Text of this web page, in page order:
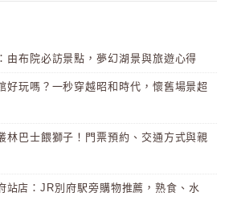
由布院必訪景點，夢幻湖景與旅遊心得
好玩嗎？一秒穿越昭和時代，懷舊場景超
林巴士餵獅子！門票預約、交通方式與親
站店：JR別府駅旁購物推薦，熟食、水